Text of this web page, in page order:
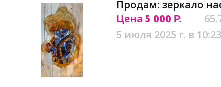
Продам: зеркало
Цена 5 000 Р.
5 июля 2025 г. в 10:23